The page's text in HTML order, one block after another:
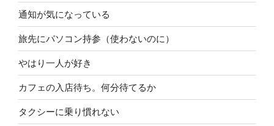
通知が気になっている
旅先にパソコン持参（使わないのに）
やはり一人が好き
カフェの入店待ち。何分待てるか
タクシーに乗り慣れない